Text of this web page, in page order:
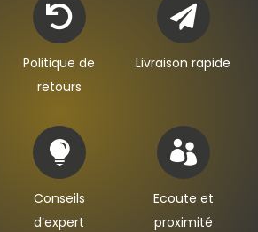

Politique de
retours

Livraison rapide

Conseils
d’expert

Ecoute et
proximité